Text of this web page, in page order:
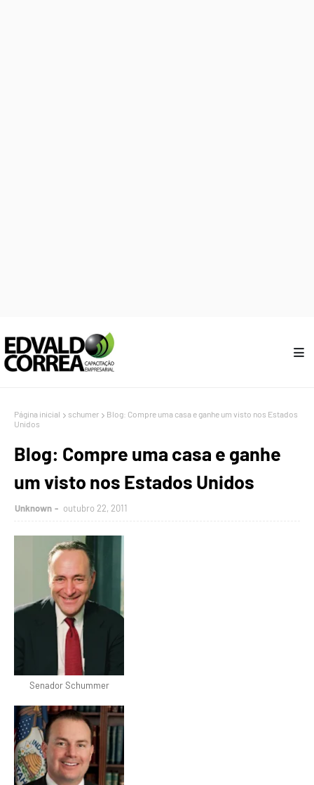
Página inicial schumer
Blog: Compre uma casa e ganhe um visto nos Estados
Unidos
Blog: Compre uma casa e ganhe
um visto nos Estados Unidos
Unknown outubro 22, 2011
Senador Schummer